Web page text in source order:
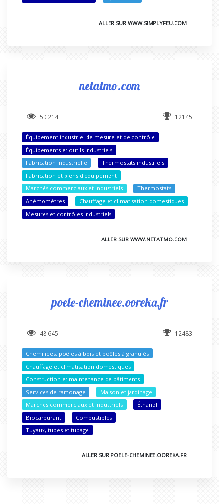
ALLER SUR WWW.SIMPLYFEU.COM
netatmo.com
50 214 12145
Équipement industriel de mesure et de contrôle
Équipements et outils industriels
Fabrication industrielle
Thermostats industriels
Fabrication et biens d'équipement
Marchés commerciaux et industriels
Thermostats
Anémomètres
Chauffage et climatisation domestiques
Mesures et contrôles industriels
ALLER SUR WWW.NETATMO.COM
poele-cheminee.ooreka.fr
48 645 12483
Cheminées, poêles à bois et poêles à granulés
Chauffage et climatisation domestiques
Construction et maintenance de bâtiments
Services de ramonage
Maison et jardinage
Marchés commerciaux et industriels
Éthanol
Biocarburant
Combustibles
Tuyaux, tubes et tubage
ALLER SUR POELE-CHEMINEE.OOREKA.FR